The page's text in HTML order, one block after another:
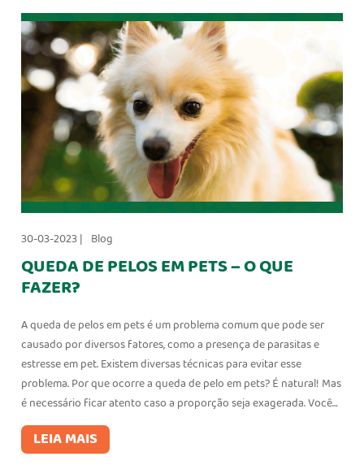
30-03-2023 | Blog
QUEDA DE PELOS EM PETS – O QUE
FAZER?
A queda de pelos em pets é um problema comum que pode ser
causado por diversos fatores, como a presença de parasitas e
estresse em pet. Existem diversas técnicas para evitar esse
problema. Por que ocorre a queda de pelo em pets? É natural! Mas
é necessário ficar atento caso a proporção seja exagerada. Você…
LEIA MAIS